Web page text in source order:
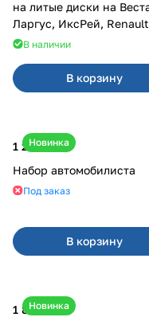
на литые диски на Веста,
Ларгус, ИксРей, Renault
В наличии
В корзину
Новинка
1 200 ₽
Набор автомобилиста
Под заказ
В корзину
Новинка
1 800 ₽